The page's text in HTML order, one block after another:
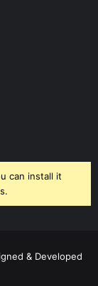
can install it
& Developed